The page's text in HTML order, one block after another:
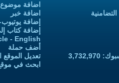
اضافة
اضافة خبر
إضافة
إضافة كتاب
- English
أضف حملة
تعديل
ابحث في